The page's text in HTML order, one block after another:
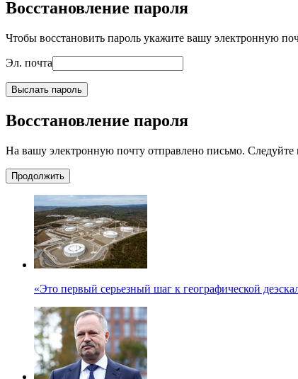
Восстановление пароля
Чтобы восстановить пароль укажите вашу электронную
Эл. почта
Выслать пароль
Восстановление пароля
На вашу электронную почту отправлено письмо.
Продолжить
«Это первый серьезный шаг к географической